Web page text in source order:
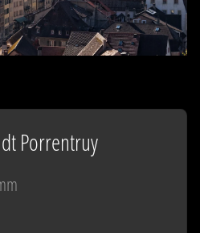
Porrentruy